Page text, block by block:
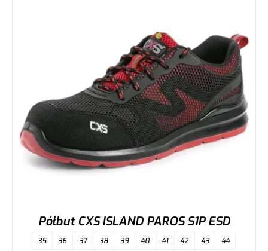
Półbut CXS ISLAND PAROS S1P ESD
35 36 37 38 39 40 41 42 43
44